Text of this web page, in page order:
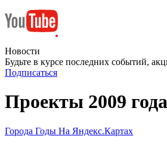
Новости
Будьте в курсе последних событий,
Подписаться
Проекты 2009 года
Города Годы На Яндекс.Картах